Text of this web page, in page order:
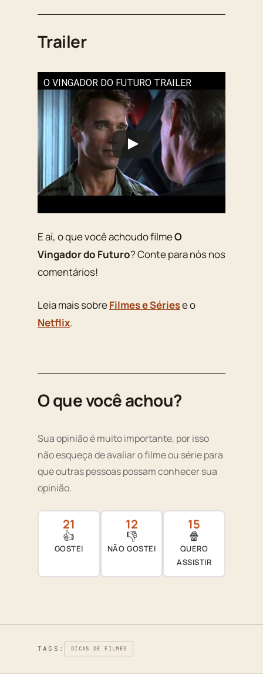
Trailer
O VINGADOR DO FUTURO TRAILER
E aí, o que você achoudo filmeO
Vingador do Futuro? Conte para nós nos
comentários!
Leia mais sobreFilmes e Sériese o
Netflix.
O que você achou?
Sua opinião é muito importante, por isso
não esqueça de avaliar o filme ou série para
que outras pessoas possam conhecer sua
opinião.
21
👍
GOSTEI
12
👎
NÃO GOSTEI
15
🍿
QUERO
ASSISTIR
TAGS: DICAS DE FILMES